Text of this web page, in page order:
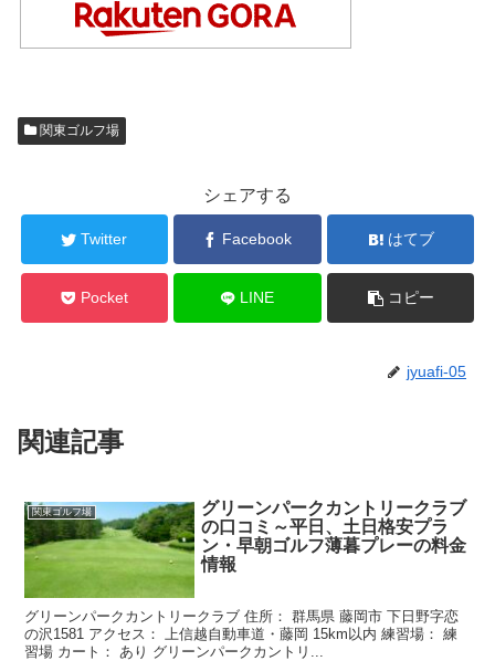
関東ゴルフ場
シェアする
Twitter Facebook はてブ
Pocket LINE コピー
jyuafi-05
関連記事
関東ゴルフ場
グリーンパークカントリークラブ
の口コミ～平日、土日格安プラ
ン・早朝ゴルフ薄暮プレーの料金
情報
グリーンパークカントリークラブ 住所： 群馬県 藤岡市 下日野字恋
の沢1581 アクセス： 上信越自動車道・藤岡 15km以内 練習場： 練
習場 カート： あり グリーンパークカントリ...